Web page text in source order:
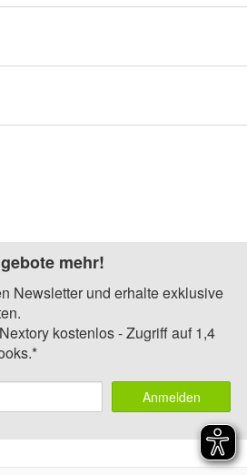
mehr!
Newsletter und erhalte exklusive
kostenlos - Zugriff auf 1,4
Anmelden